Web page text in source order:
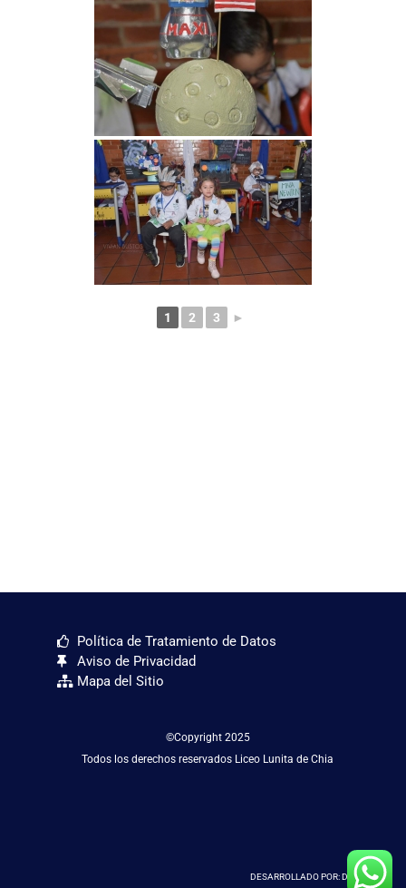
1 2 3 ►
Política de Tratamiento de Datos
Aviso de Privacidad
Mapa del Sitio
©Copyright 2025
Todos los derechos reservados Liceo Lunita de Chia
DESARROLLADO POR: D&D SAS